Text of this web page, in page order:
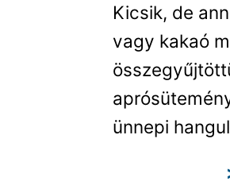
Kicsik, de
vagy kakaó
ünnepi